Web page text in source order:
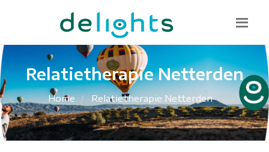
085 130 1482
info@delights.nu
Relatietherapie Netterden
Home Relatietherapie Netterden